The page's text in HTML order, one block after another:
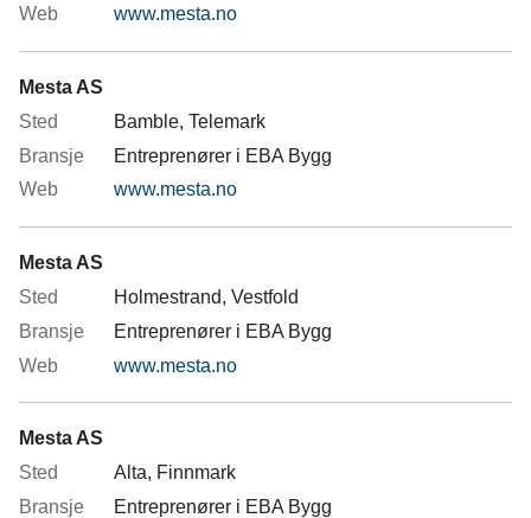
www.mesta.no
Mesta AS
Bamble, Telemark
Entreprenører i EBA Bygg
www.mesta.no
Mesta AS
Holmestrand, Vestfold
Entreprenører i EBA Bygg
www.mesta.no
Mesta AS
Alta, Finnmark
Entreprenører i EBA Bygg